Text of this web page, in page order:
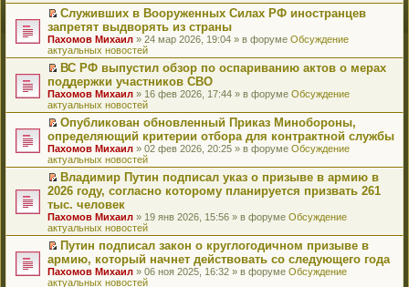
и
к
п
е
р
в
о
м
у
н
е
п
р
о
ч
и
т
а
н
н
о
м
у
с
о
о
р
е
й
т
и
к
п
е
р
в
о
м
у
н
е
п
р
о
ч
и
т
а
н
н
о
м
П
е
р
е
й
т
и
к
п
е
р
в
о
м
у
н
е
п
р
о
ч
и
т
а
н
Служивших в Вооруженных Силах РФ иностранцев
запретят выдворять из страны
Пахомов Михаил » 24 мар 2026, 19:04 » в форуме Обсуждение
актуальных новостей
П
е
р
е
й
т
и
к
п
е
р
в
о
м
у
н
е
п
р
о
ВС РФ выпустил обзор по оспариванию актов о мерах
поддержки участников СВО
Пахомов Михаил » 16 фев 2026, 17:44 » в форуме Обсуждение
актуальных новостей
П
е
р
е
й
т
и
к
п
е
р
в
о
м
у
Опубликован обновленный Приказ Минобороны,
определяющий критерии отбора для контрактной службы
Пахомов Михаил » 02 фев 2026, 20:25 » в форуме Обсуждение
актуальных новостей
П
е
р
е
й
т
и
к
п
е
Владимир Путин подписал указ о призыве в армию в
2026 году, согласно которому планируется призвать 261
тыс. человек
Пахомов Михаил » 19 янв 2026, 15:56 » в форуме Обсуждение
актуальных новостей
П
е
р
Путин подписал закон о круглогодичном призыве в
армию, который начнет действовать со следующего года
Пахомов Михаил » 06 ноя 2025, 16:32 » в форуме Обсуждение
актуальных новостей